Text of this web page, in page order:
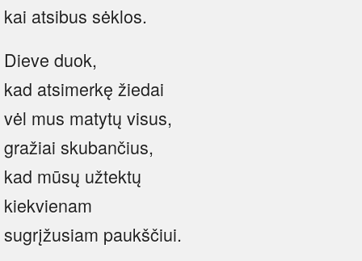
kai atsibus sėklos.
Dieve duok,
kad atsimerkę žiedai
vėl mus matytų visus,
gražiai skubančius,
kad mūsų užtektų
kiekvienam
sugrįžusiam paukščiui.